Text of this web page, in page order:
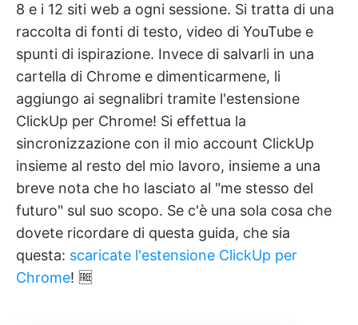
8 e i 12 siti web a ogni sessione. Si tratta di una
raccolta di fonti di testo, video di YouTube e
spunti di ispirazione. Invece di salvarli in una
cartella di Chrome e dimenticarmene, li
aggiungo ai segnalibri tramite l'estensione
ClickUp per Chrome! Si effettua la
sincronizzazione con il mio account ClickUp
insieme al resto del mio lavoro, insieme a una
breve nota che ho lasciato al "me stesso del
futuro" sul suo scopo. Se c'è una sola cosa che
dovete ricordare di questa guida, che sia
questa: scaricate l'estensione ClickUp per
Chrome! 🆓